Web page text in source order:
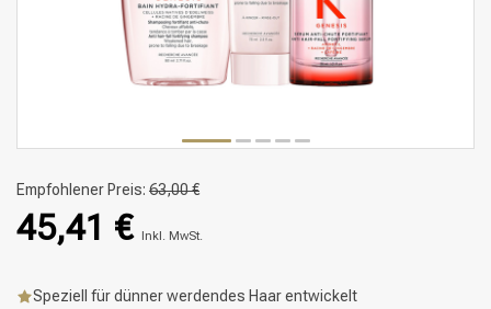
Empfohlener Preis: 63,00 €
45,41 € Inkl. MwSt.
Speziell für dünner werdendes Haar entwickelt